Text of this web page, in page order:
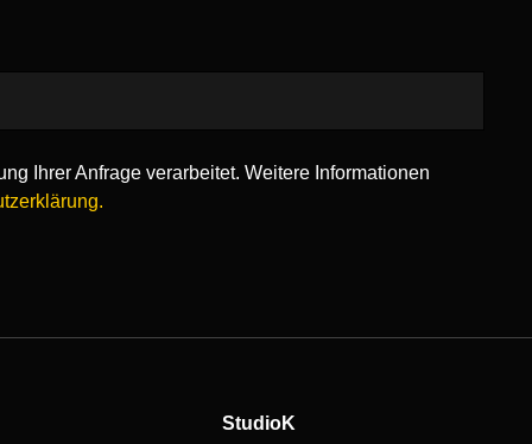
Ihrer Anfrage verarbeitet. Weitere Informationen
StudioK